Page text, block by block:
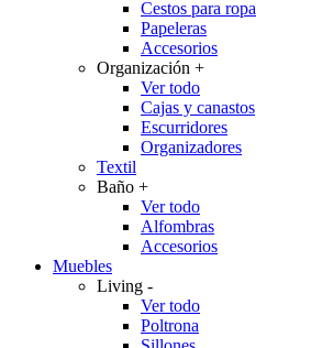
Cestos para ropa
Papeleras
Accesorios
Organización +
Ver todo
Cajas y canastos
Escurridores
Organizadores
Textil
Baño +
Ver todo
Alfombras
Accesorios
Muebles
Living -
Ver todo
Poltrona